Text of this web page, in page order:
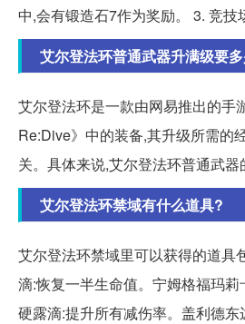
中,会有锻造石7作为奖励。 3. 竞技
艾尔登法环普通武器升满级要
艾尔登法环是一款由网易推出的
Re:Dive》中的装备,其升级所需的
关。具体来说,艾尔登法环普通武器
艾尔登法环禁域有什么道具?
艾尔登法环禁域里可以获得的道具
滴:恢复一半生命值。宁姆格福玛
硬露滴:提升所有减伤率。盖利德东